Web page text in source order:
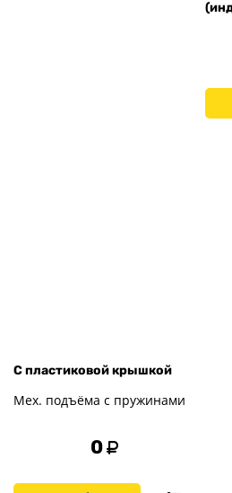
С пластиковой крышкой
Мех. подъёма с пружинами
0